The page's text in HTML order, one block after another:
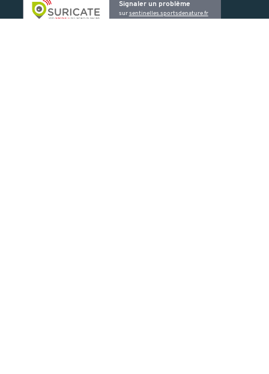
Signaler un problème
sursentinelles.sportsdenature.fr